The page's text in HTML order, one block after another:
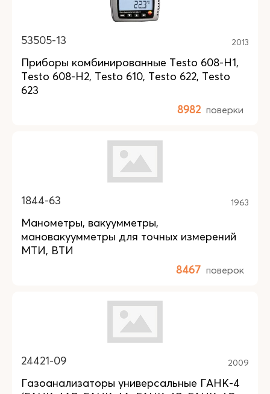
53505-13 2013
Приборы комбинированные Testo 608-Н1,
Testo 608-Н2, Testo 610, Testo 622, Testo
623
8982 поверки
1844-63 1963
Манометры, вакуумметры,
мановакуумметры для точных измерений
МТИ, ВТИ
8467 поверок
24421-09 2009
Газоанализаторы универсальные ГАНК-4